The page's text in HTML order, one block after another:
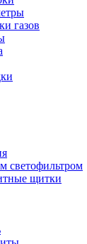
газов
светофильтром
щитки